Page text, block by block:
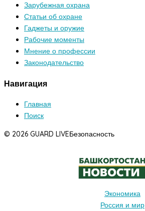
Зарубежная охрана
Статьи об охране
Гаджеты и оружие
Рабочие моменты
Мнение о профессии
Законодательство
Навигация
Главная
Поиск
© 2026 GUARD LIVEБезопасность
Экономика
Россия и мир